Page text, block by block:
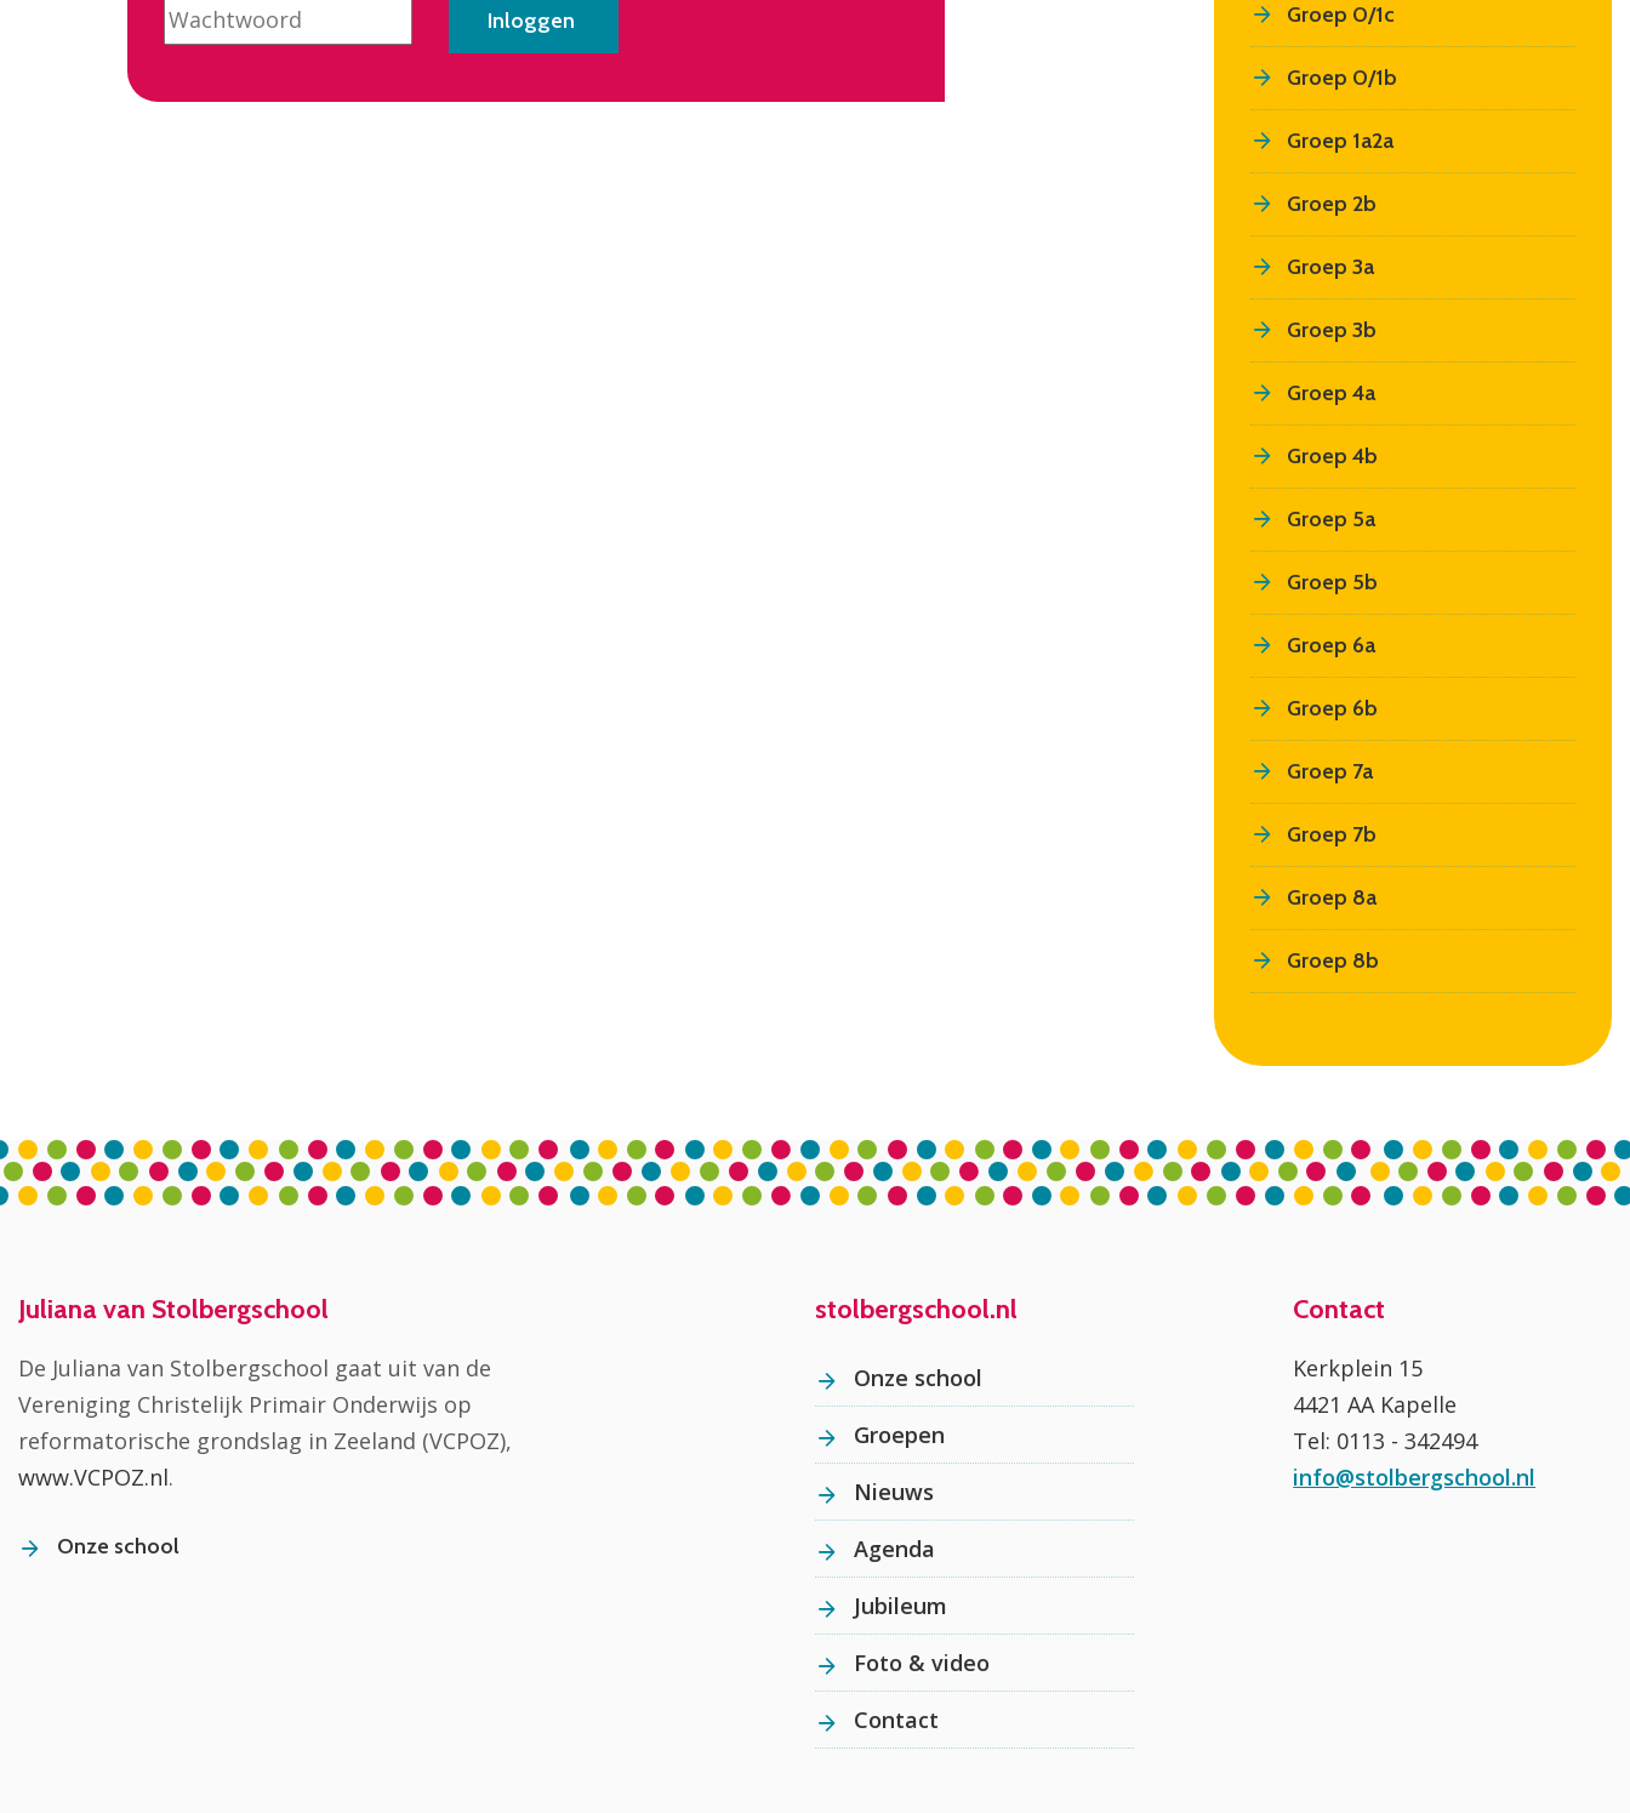
Groep 0/1c
Groep 0/1b
Groep 1a2a
Groep 2b
Groep 3a
Groep 3b
Groep 4a
Groep 4b
Groep 5a
Groep 5b
Groep 6a
Groep 6b
Groep 7a
Groep 7b
Groep 8a
Groep 8b
Juliana van Stolbergschool
De Juliana van Stolbergschool gaat uit van de
Vereniging Christelijk Primair Onderwijs op
reformatorische grondslag in Zeeland (VCPOZ),
www.VCPOZ.nl.
Onze school
stolbergschool.nl
Onze school
Groepen
Nieuws
Agenda
Jubileum
Foto & video
Contact
Contact
Kerkplein 15
4421 AA Kapelle
Tel: 0113 - 342494
info@stolbergschool.nl